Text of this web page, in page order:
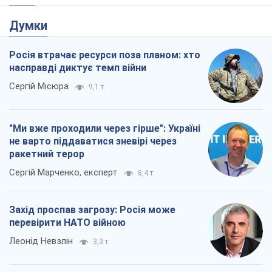
Думки
Росія втрачає ресурси поза планом: хто
насправді диктує темп війни
Сергій Місюра 9,1 т.
"Ми вже проходили через гірше": Україні
не варто піддаватися зневірі через
ракетний терор
Сергій Марченко, експерт 8,4 т.
Захід проспав загрозу: Росія може
перевірити НАТО війною
Леонід Невзлін 3,3 т.